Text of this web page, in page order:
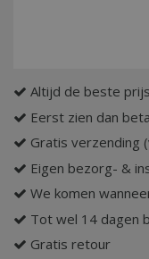
Altijd de beste prijs
Eerst zien dan
Gratis verzending
Eigen bezorg- &
We komen
Tot wel 14 dagen
Gratis retour